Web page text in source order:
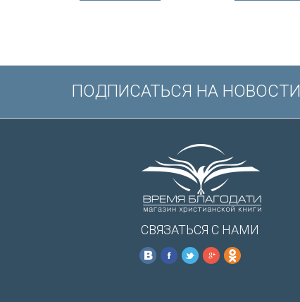
ПОДПИСАТЬСЯ НА НОВОСТИ
СВЯЗАТЬСЯ С НАМИ